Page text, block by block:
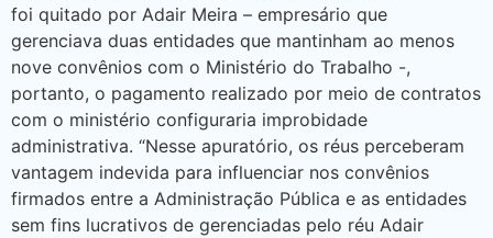
foi quitado por Adair Meira – empresário que
gerenciava duas entidades que mantinham ao menos
nove convênios com o Ministério do Trabalho -,
portanto, o pagamento realizado por meio de contratos
com o ministério configuraria improbidade
administrativa. “Nesse apuratório, os réus perceberam
vantagem indevida para influenciar nos convênios
firmados entre a Administração Pública e as entidades
sem fins lucrativos de gerenciadas pelo réu Adair